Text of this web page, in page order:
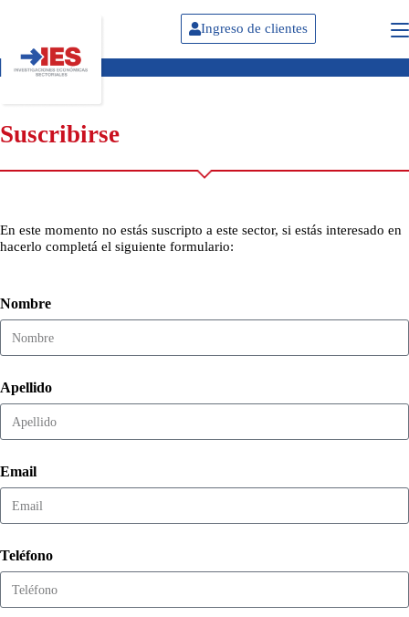
Ingreso de clientes
Suscribirse
En este momento no estás suscripto a este sector, si estás interesado en
hacerlo completá el siguiente formulario:
Nombre
Apellido
Email
Teléfono